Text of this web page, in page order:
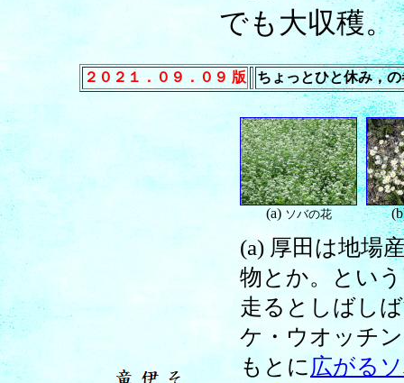
でも大収穫。
２０２１．０９．０９ 版 ちょっとひと休み，の
(a) ソバの花
(a) 厚田は地場
物とか。とい
走るとしばし
ケ・ウオッチ
もとに 広がる